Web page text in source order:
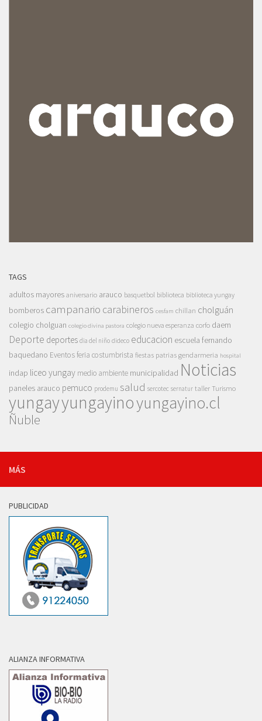
TAGS
adultos mayores aniversario arauco basquetbol biblioteca biblioteca yungay
bomberos campanario carabineros cesfam chillan cholguán
colegio cholguan colegio divina pastora colegio nueva esperanza corfo daem
Deporte deportes dia del niño dideco educacion escuela fernando
baquedano Eventosferia costumbrista fiestas patrias gendarmeria hospital
indap liceo yungay medio ambiente municipalidad Noticias
paneles arauco pemuco prodemu salud sercotec sernatur taller Turismo
yungayyungayinoyungayino.cl
Ñuble
MÁS
PUBLICIDAD
ALIANZA INFORMATIVA